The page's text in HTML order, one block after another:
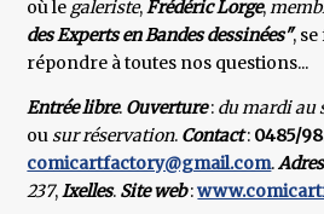
où le galeriste,Frédéric Lorge,
des Experts en Bandes dessinées",
répondre à toutes nos questions...
Entrée libre. Ouverture: du mardi au
ousur réservation. Contact: 0485/
comicartfactory@gmail.com.
237,Ixelles. Site web: